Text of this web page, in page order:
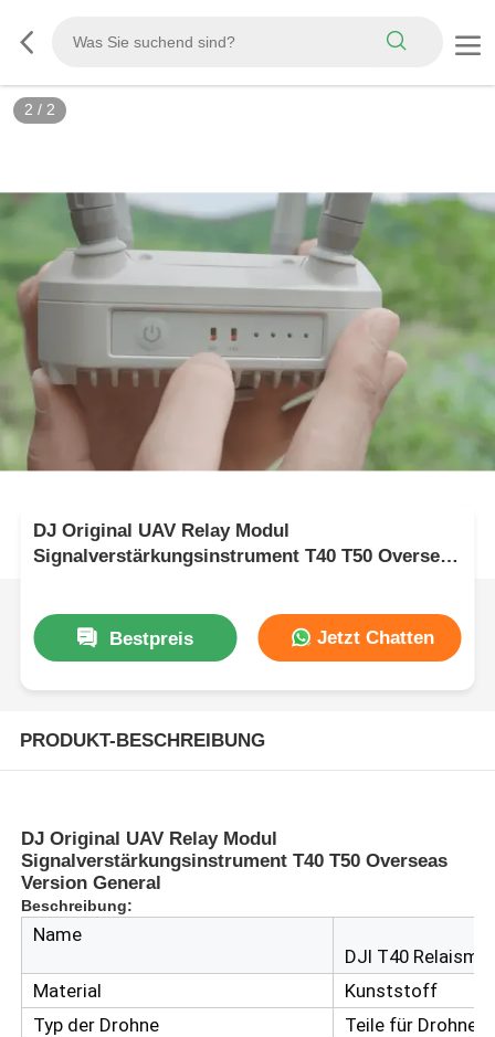
2 / 2
DJ Original UAV Relay Modul
Signalverstärkungsinstrument T40 T50 Overseas
Bestpreis Jetzt Chatten
PRODUKT-BESCHREIBUNG
DJ Original UAV Relay Modul
Signalverstärkungsinstrument T40 T50 Overseas
Version General
Beschreibung:
Name
DJI T40
Material
Kunststoff
Typ der Drohne
Teile für Drohnen